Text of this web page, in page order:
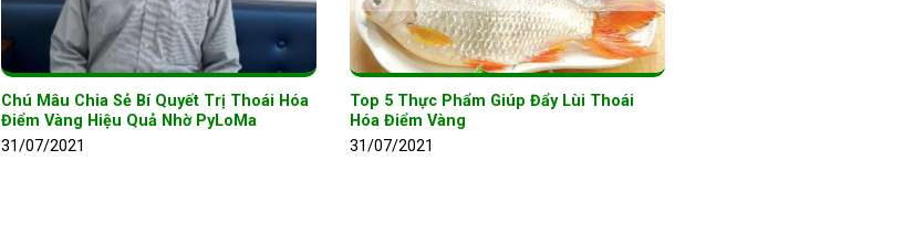
Chú Mâu Chia Sẻ Bí Quyết Trị Thoái Hóa
Điểm Vàng Hiệu Quả Nhờ PyLoMa
31/07/2021
Top 5 Thực Phẩm Giúp Đẩy Lùi Thoái
Hóa Điểm Vàng
31/07/2021